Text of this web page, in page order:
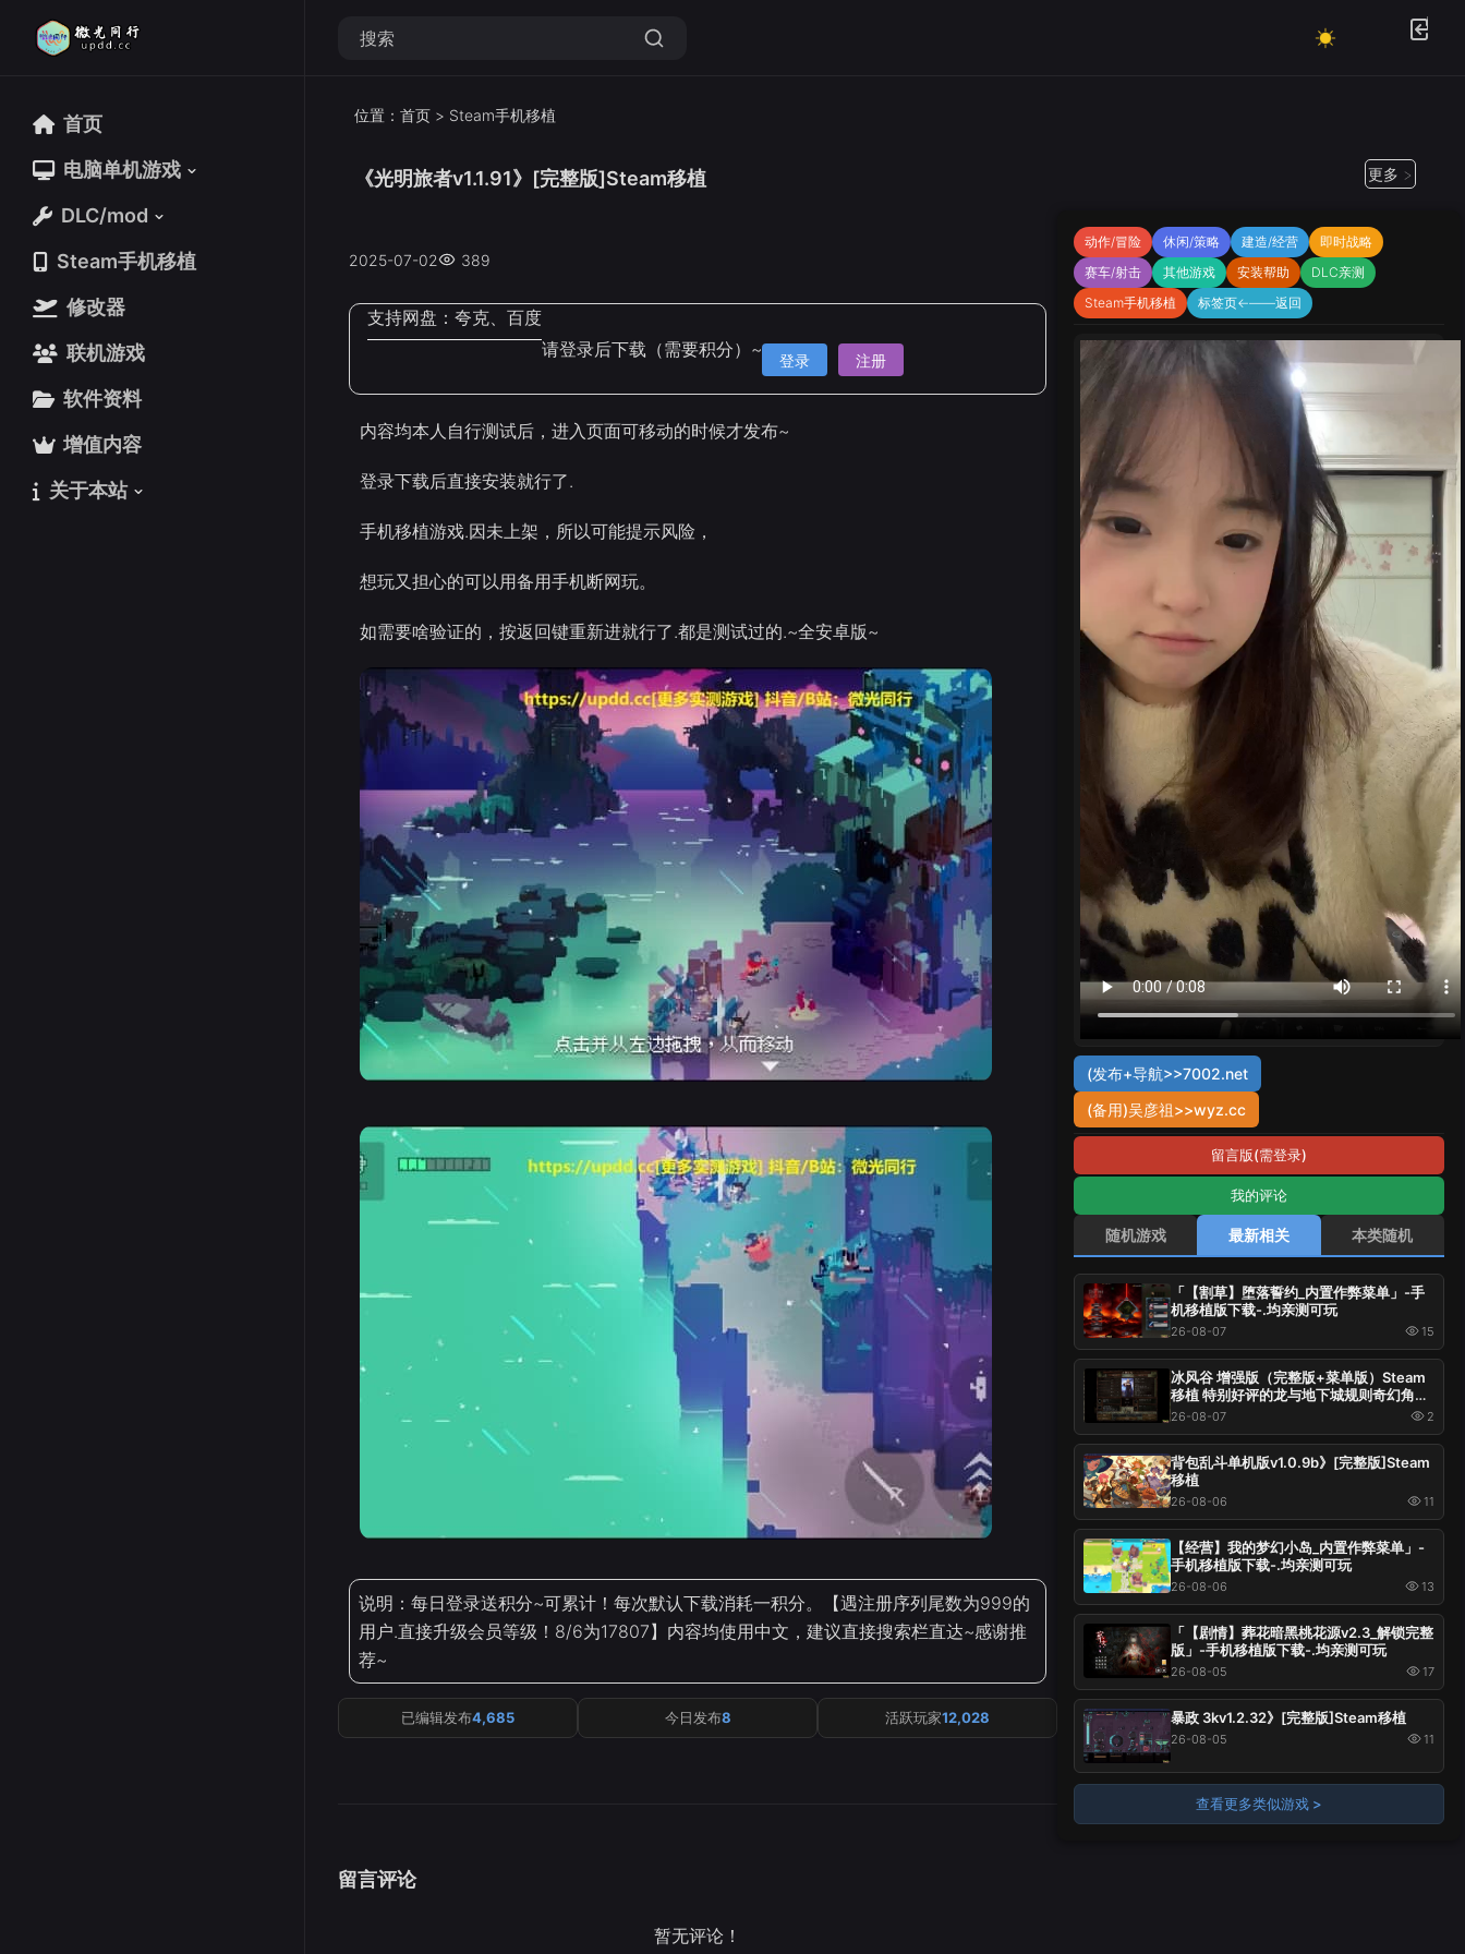
首页
电脑单机游戏
DLC/mod
Steam手机移植
修改器
联机游戏
软件资料
增值内容
关于本站
首页
电脑单机游戏
DLC/mod
Steam手机移植
修改器
联机游戏
软件资料
增值内容
关于本站
位置： 首页 > Steam手机移植
《光明旅者v1.1.91》[完整版]Steam移植 更多 >
2025-07-02 389
支持网盘： 夸克、百度
请登录后下载（需要积分）~
登录 注册
内容均本人自行测试后，进入页面可移动的时候才发布~
登录下载后直接安装就行了.
手机移植游戏.因未上架，所以可能提示风险，
想玩又担心的可以用备用手机断网玩。
如需要啥验证的，按返回键重新进就行了.都是测试过的.~全安卓版~
说明：每日登录送积分~可累计！每次默认下载消耗一积分。【遇注册序列尾数为999的
用户.直接升级会员等级！8/6为17807】内容均使用中文，建议直接搜索栏直达~感谢推
荐~
已编辑发布4,685 今日发布8 活跃玩家12,028
留言评论
暂无评论！
动作/冒险 休闲/策略 建造/经营
即时战略
赛车/射击
其他游戏 安装帮助
DLC亲测
Steam手机移植
标签页←——返回
(发布+导航>>7002.net
(备用)吴彦祖>>wyz.cc
留言版(需登录)
我的评论
随机游戏 最新相关 本类随机
「【割草】堕落誓约_内置作弊菜单」-手
机移植版下载-.均亲测可玩
26-08-07 15
冰风谷 增强版（完整版+菜单版）Steam
移植 特别好评的龙与地下城规则奇幻角色
扮演游戏！
26-08-07 2
背包乱斗单机版v1.0.9b》[完整版]Steam
移植
26-08-06 11
【经营】我的梦幻小岛_内置作弊菜单」-
手机移植版下载-.均亲测可玩
26-08-06 13
「【剧情】葬花暗黑桃花源v2.3_解锁完整
版」-手机移植版下载-.均亲测可玩
26-08-05 17
暴政 3kv1.2.32》[完整版]Steam移植
26-08-05 11
查看更多类似游戏 >